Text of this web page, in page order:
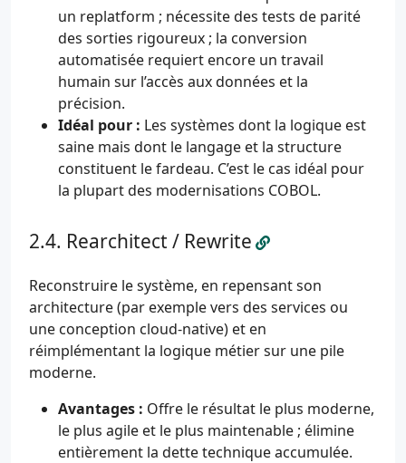
un replatform ; nécessite des tests de parité
des sorties rigoureux ; la conversion
automatisée requiert encore un travail
humain sur l’accès aux données et la
précision.
Idéal pour : Les systèmes dont la logique est
saine mais dont le langage et la structure
constituent le fardeau. C’est le cas idéal pour
la plupart des modernisations COBOL.
Rearchitect / Rewrite
Reconstruire le système, en repensant son
architecture (par exemple vers des services ou
une conception cloud-native) et en
réimplémentant la logique métier sur une pile
moderne.
Avantages : Offre le résultat le plus moderne,
le plus agile et le plus maintenable ; élimine
entièrement la dette technique accumulée.